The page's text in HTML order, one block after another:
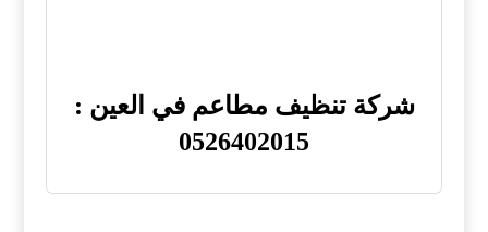
شركة تنظيف مطاعم في العين :
0526402015